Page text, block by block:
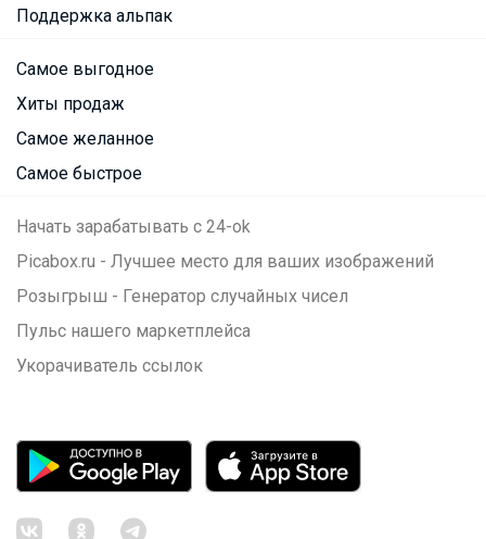
Поддержка альпак
Самое выгодное
Хиты продаж
Самое желанное
Самое быстрое
Начать зарабатывать с 24-ok
Picabox.ru - Лучшее место для ваших изображений
Розыгрыш - Генератор случайных чисел
Пульс нашего маркетплейса
Укорачиватель ссылок